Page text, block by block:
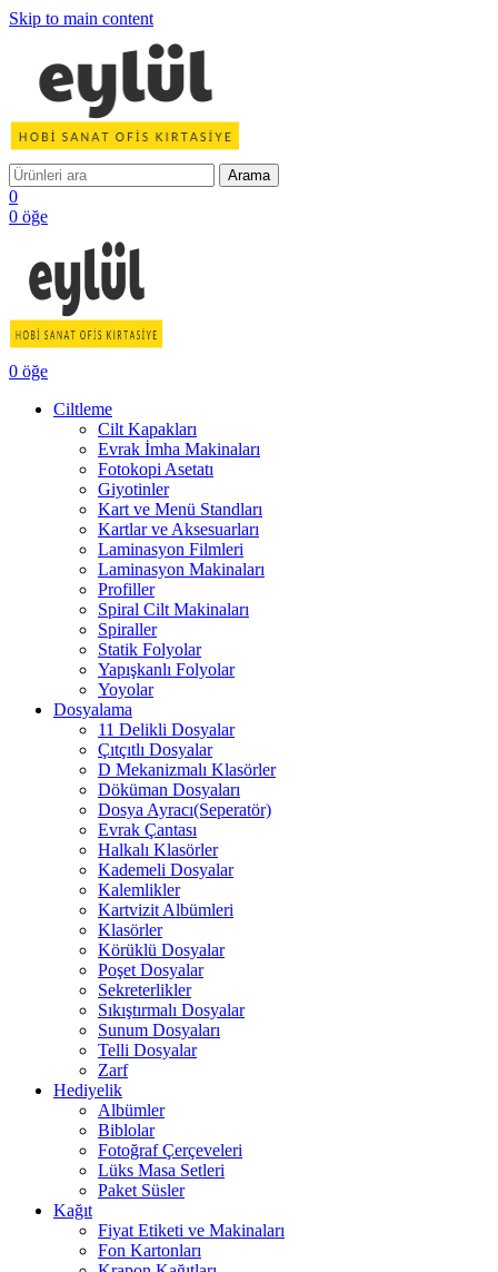
Skip to main content
Arama
0
0 öğe
0 öğe
Ciltleme
Cilt Kapakları
Evrak İmha Makinaları
Fotokopi Asetatı
Giyotinler
Kart ve Menü Standları
Kartlar ve Aksesuarları
Laminasyon Filmleri
Laminasyon Makinaları
Profiller
Spiral Cilt Makinaları
Spiraller
Statik Folyolar
Yapışkanlı Folyolar
Yoyolar
Dosyalama
11 Delikli Dosyalar
Çıtçıtlı Dosyalar
D Mekanizmalı Klasörler
Döküman Dosyaları
Dosya Ayracı(Seperatör)
Evrak Çantası
Halkalı Klasörler
Kademeli Dosyalar
Kalemlikler
Kartvizit Albümleri
Klasörler
Körüklü Dosyalar
Poşet Dosyalar
Sekreterlikler
Sıkıştırmalı Dosyalar
Sunum Dosyaları
Telli Dosyalar
Zarf
Hediyelik
Albümler
Biblolar
Fotoğraf Çerçeveleri
Lüks Masa Setleri
Paket Süsler
Kağıt
Fiyat Etiketi ve Makinaları
Fon Kartonları